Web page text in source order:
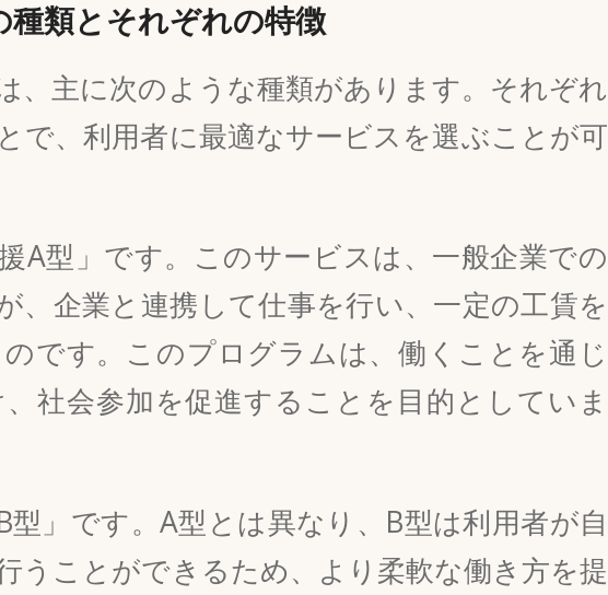
種類とそれぞれの特徴
、主に次のような種類があります。それぞれ
で、利用者に最適なサービスを選ぶことが可
A型」です。このサービスは、一般企業での
、企業と連携して仕事を行い、一定の工賃を
です。このプログラムは、働くことを通じ
社会参加を促進することを目的としていま
型」です。A型とは異なり、B型は利用者が自
うことができるため、より柔軟な働き方を提